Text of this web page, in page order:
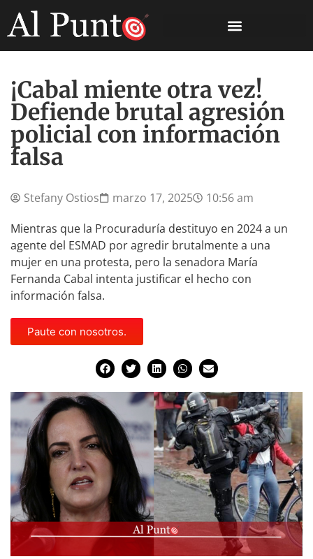
¡Cabal miente otra vez!
Defiende brutal agresión
policial con información
falsa
Stefany Ostios marzo 17, 2025
10:56 am
Mientras que la Procuraduría destituyo en 2024 a un
agente del ESMAD por agredir brutalmente a una
mujer en una protesta, pero la senadora María
Fernanda Cabal intenta justificar el hecho con
información falsa.
Paute con nosotros.